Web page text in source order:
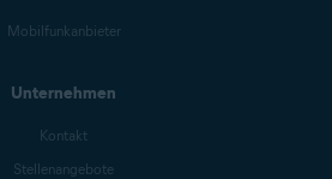
Mobilfunkanbieter
Unternehmen
Kontakt
Stellenangebote